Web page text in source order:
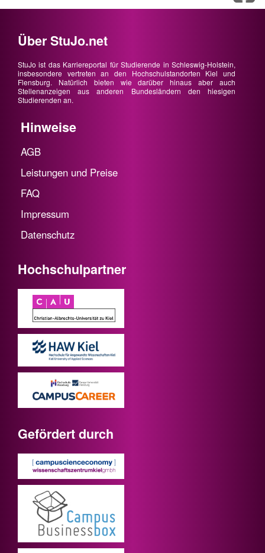
Über StuJo.net
StuJo ist das Karriereportal für Studierende in Schleswig-Holstein,
insbesondere vertreten an den Hochschulstandorten Kiel und
Flensburg. Natürlich bieten wie darüber hinaus aber auch
Stellenanzeigen aus anderen Bundesländern den hiesigen
Studierenden an.
Hinweise
AGB
Leistungen und Preise
FAQ
Impressum
Datenschutz
Hochschulpartner
Gefördert durch